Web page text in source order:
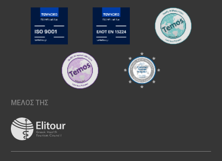
ΜΕΛΟΣ ΤΗΣ